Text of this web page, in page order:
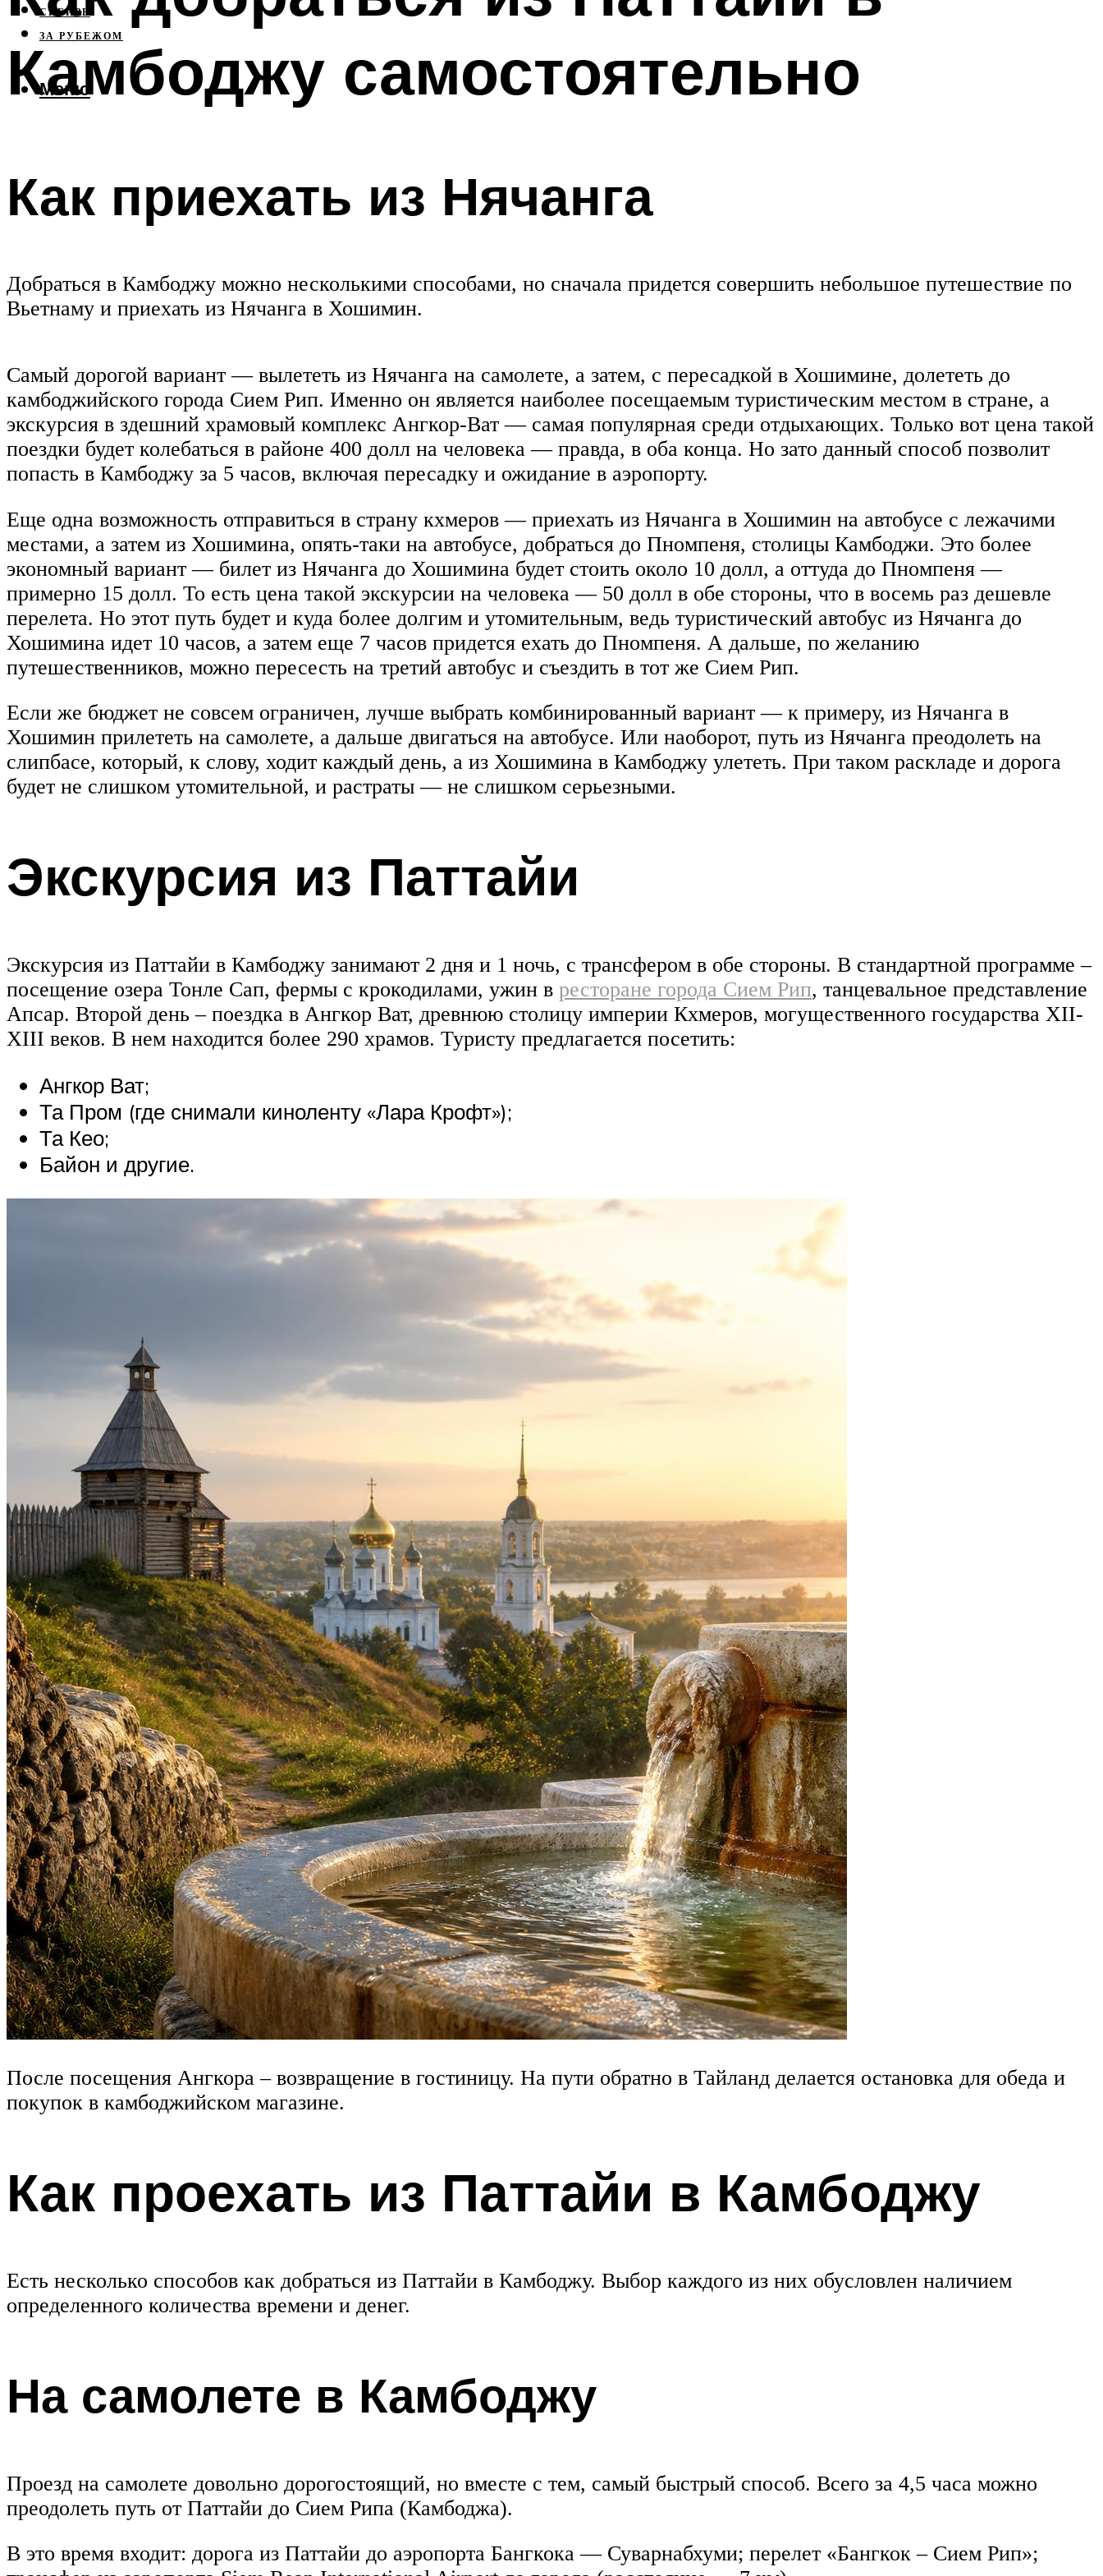
СИБИРЬ
ЗА РУБЕЖОМ
Меню
Камбоджу самостоятельно
Как приехать из Нячанга
Добраться в Камбоджу можно несколькими способами, но сначала придется совершить небольшое путешествие по
Вьетнаму и приехать из Нячанга в Хошимин.
Самый дорогой вариант — вылететь из Нячанга на самолете, а затем, с пересадкой в Хошимине, долететь до
камбоджийского города Сием Рип. Именно он является наиболее посещаемым туристическим местом в стране, а
экскурсия в здешний храмовый комплекс Ангкор-Ват — самая популярная среди отдыхающих. Только вот цена такой
поездки будет колебаться в районе 400 долл на человека — правда, в оба конца. Но зато данный способ позволит
попасть в Камбоджу за 5 часов, включая пересадку и ожидание в аэропорту.
Еще одна возможность отправиться в страну кхмеров — приехать из Нячанга в Хошимин на автобусе с лежачими
местами, а затем из Хошимина, опять-таки на автобусе, добраться до Пномпеня, столицы Камбоджи. Это более
экономный вариант — билет из Нячанга до Хошимина будет стоить около 10 долл, а оттуда до Пномпеня —
примерно 15 долл. То есть цена такой экскурсии на человека — 50 долл в обе стороны, что в восемь раз дешевле
перелета. Но этот путь будет и куда более долгим и утомительным, ведь туристический автобус из Нячанга до
Хошимина идет 10 часов, а затем еще 7 часов придется ехать до Пномпеня. А дальше, по желанию
путешественников, можно пересесть на третий автобус и съездить в тот же Сием Рип.
Если же бюджет не совсем ограничен, лучше выбрать комбинированный вариант — к примеру, из Нячанга в
Хошимин прилететь на самолете, а дальше двигаться на автобусе. Или наоборот, путь из Нячанга преодолеть на
слипбасе, который, к слову, ходит каждый день, а из Хошимина в Камбоджу улететь. При таком раскладе и дорога
будет не слишком утомительной, и растраты — не слишком серьезными.
Экскурсия из Паттайи
Экскурсия из Паттайи в Камбоджу занимают 2 дня и 1 ночь, с трансфером в обе стороны. В стандартной программе –
посещение озера Тонле Сап, фермы с крокодилами, ужин в ресторане города Сием Рип, танцевальное представление
Апсар. Второй день – поездка в Ангкор Ват, древнюю столицу империи Кхмеров, могущественного государства XII-
XIII веков. В нем находится более 290 храмов. Туристу предлагается посетить:
Ангкор Ват;
Та Пром (где снимали киноленту «Лара Крофт»);
Та Кео;
Байон и другие.
После посещения Ангкора – возвращение в гостиницу. На пути обратно в Тайланд делается остановка для обеда и
покупок в камбоджийском магазине.
Как проехать из Паттайи в Камбоджу
Есть несколько способов как добраться из Паттайи в Камбоджу. Выбор каждого из них обусловлен наличием
определенного количества времени и денег.
На самолете в Камбоджу
Проезд на самолете довольно дорогостоящий, но вместе с тем, самый быстрый способ. Всего за 4,5 часа можно
преодолеть путь от Паттайи до Сием Рипа (Камбоджа).
В это время входит: дорога из Паттайи до аэропорта Бангкока — Суварнабхуми; перелет «Бангкок – Сием Рип»;